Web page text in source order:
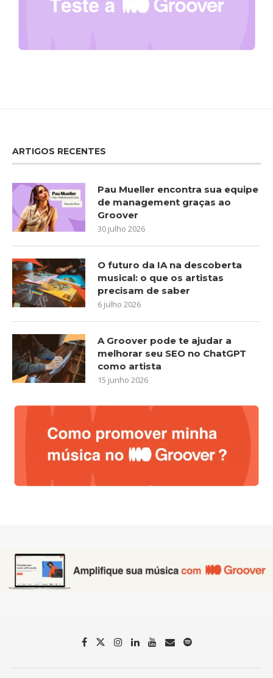
ARTIGOS RECENTES
Pau Mueller encontra sua equipe
de management graças ao
Groover
30 julho 2026
O futuro da IA na descoberta
musical: o que os artistas
precisam de saber
6 julho 2026
A Groover pode te ajudar a
melhorar seu SEO no ChatGPT
como artista
15 junho 2026